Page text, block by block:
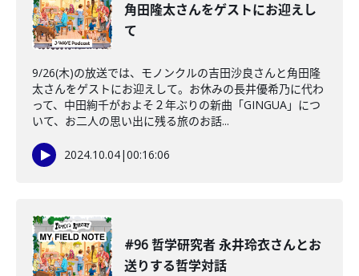
角田隆太さんをゲストにお迎えし
て
9/26(木)の放送では、モノンクルの吉田沙良さんと角田隆
太さんをゲストにお迎えして。お休みの長井優希乃に代わ
って、中田絢千がおよそ２年ぶりの新曲「GINGUA」につ
いて、お二人の思い出に残る旅のお話...
2024.10.04|00:16:06
#96 哲学研究者 永井玲衣さんとお
送りする哲学対話